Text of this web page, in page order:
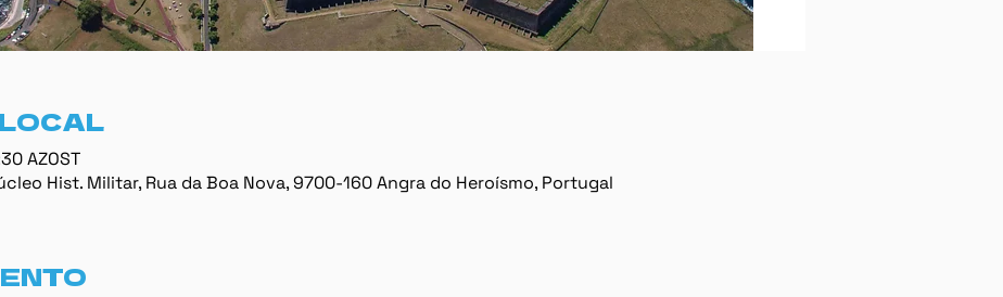
AZOST
Hist. Militar, Rua da Boa Nova, 9700-160 Angra do Heroísmo, Portugal